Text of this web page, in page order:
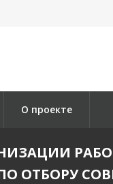
О проекте
ОТБОРУ